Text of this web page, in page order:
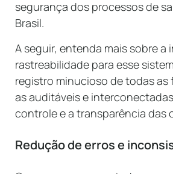
segurança dos processos de
Brasil.
A seguir, entenda mais sobre a
rastreabilidade para esse
registro minucioso de todas
as auditáveis e
controle e a transparência das
Redução de erros e